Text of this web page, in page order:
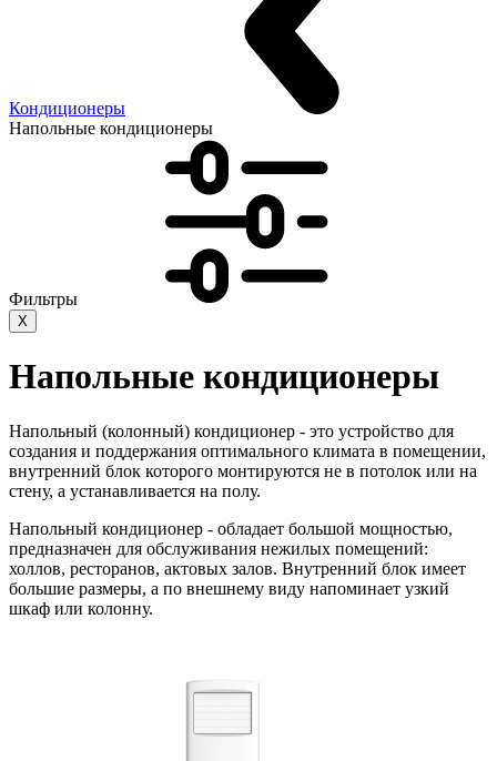
Кондиционеры
Напольные кондиционеры
Фильтры
X
Напольные кондиционеры
Напольный (колонный) кондиционер - это устройство для
создания и поддержания оптимального климата в помещении,
внутренний блок которого монтируются не в потолок или на
стену, а устанавливается на полу.
Напольный кондиционер - обладает большой мощностью,
предназначен для обслуживания нежилых помещений:
холлов, ресторанов, актовых залов. Внутренний блок имеет
большие размеры, а по внешнему виду напоминает узкий
шкаф или колонну.